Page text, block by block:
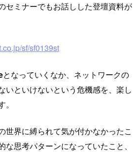
セミナーでもお話しした登壇資料が
sf/sf0139st
となっていくなか、ネットワークの
いといけないという危機感を、楽し
世界に縛られて気が付かなかったこ
な思考パターンになっていたこと、